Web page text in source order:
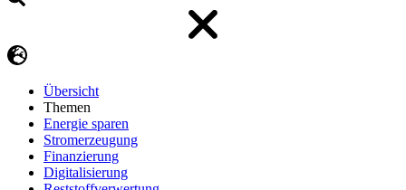
Übersicht
Themen
Energie sparen
Stromerzeugung
Finanzierung
Digitalisierung